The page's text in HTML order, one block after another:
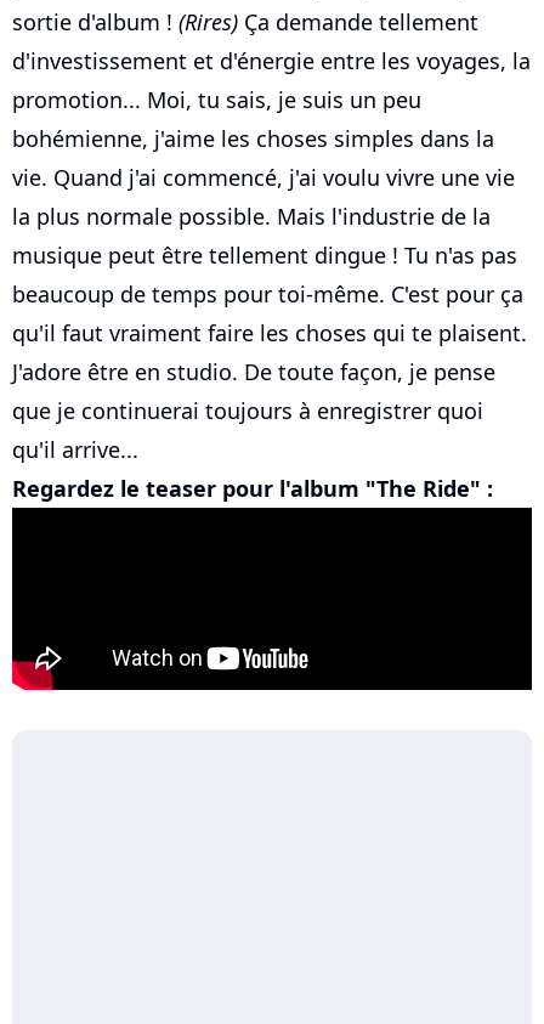
sortie d'album ! (Rires) Ça demande tellement
d'investissement et d'énergie entre les voyages, la
promotion... Moi, tu sais, je suis un peu
bohémienne, j'aime les choses simples dans la
vie. Quand j'ai commencé, j'ai voulu vivre une vie
la plus normale possible. Mais l'industrie de la
musique peut être tellement dingue ! Tu n'as pas
beaucoup de temps pour toi-même. C'est pour ça
qu'il faut vraiment faire les choses qui te plaisent.
J'adore être en studio. De toute façon, je pense
que je continuerai toujours à enregistrer quoi
qu'il arrive...
Regardez le teaser pour l'album "The Ride" :